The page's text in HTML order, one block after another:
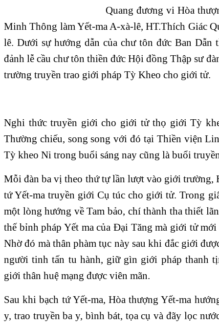
Quang đương vi Hòa
Minh Thông làm Yết-ma A-xà-lê, HT.Thích Giác
lê. Dưới sự hướng dẫn của chư tôn đức Ban Dẫn
đảnh lễ cầu chư tôn thiền đức Hội đồng Thập sư
trường truyền trao giới pháp Tỳ Kheo cho giới tử.
Nghi thức truyền giới cho giới tử thọ giới Tỳ
Thường chiếu, song song với đó tại Thiền viện
Tỳ kheo Ni trong buổi sáng nay cũng là buổi
Mỗi đàn ba vị theo thứ tự lần lượt vào giới trường,
tứ Yết-ma truyền giới Cụ túc cho giới tử. Trong
một lòng hướng về Tam bảo, chí thành tha thiết
thế bỉnh pháp Yết ma của Đại Tăng mà giới tử
Nhờ đó mà thân phàm tục này sau khi đắc giới
người tinh tấn tu hành, giữ gìn giới pháp thanh
giới thân huệ mạng được viên mãn.
Sau khi bạch tứ Yết-ma, Hòa thượng Yết-ma
y, trao truyền ba y, bình bát, tọa cụ và đãy lọc